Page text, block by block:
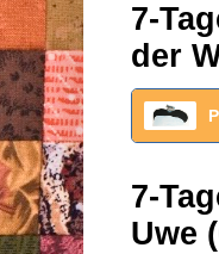
7-
der
7-
Uwe